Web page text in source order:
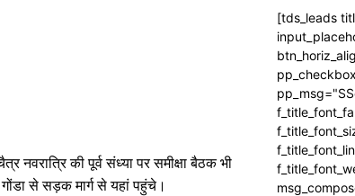
नवरात्रि की पूर्व संध्या पर समीक्षा बैठक भी
से सड़क मार्ग से यहां पहुंचे।
[tds_leads